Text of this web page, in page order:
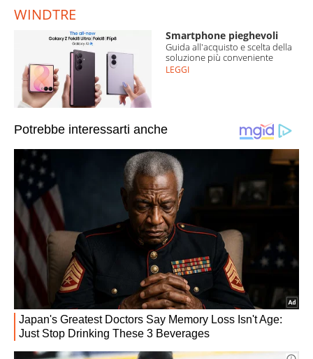
WINDTRE
Smartphone pieghevoli
Guida all'acquisto e scelta della
soluzione più conveniente
LEGGI